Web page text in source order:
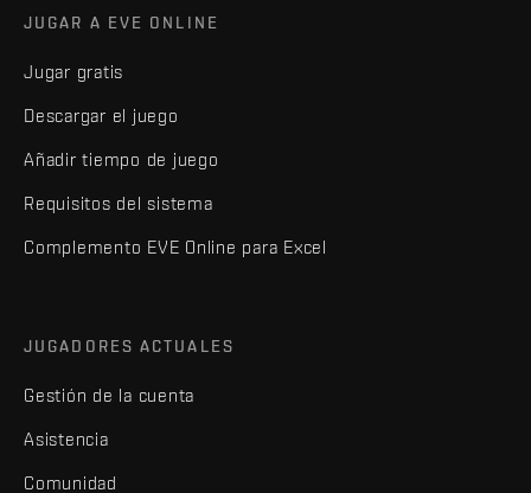
JUGAR A EVE ONLINE
Jugar gratis
Descargar el juego
Añadir tiempo de juego
Requisitos del sistema
Complemento EVE Online para Excel
JUGADORES ACTUALES
Gestión de la cuenta
Asistencia
Comunidad